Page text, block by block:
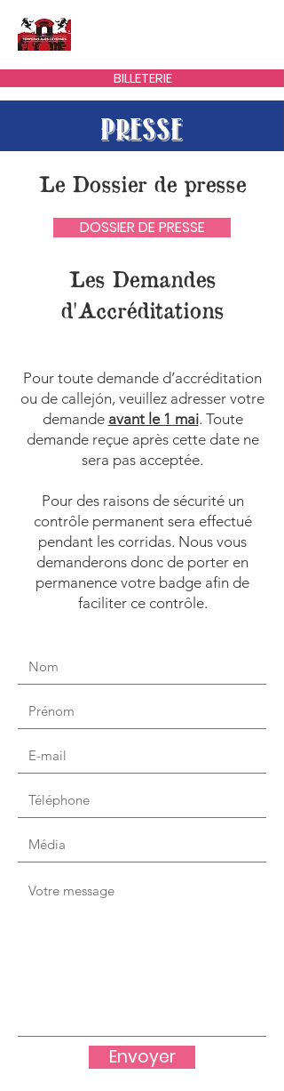
BILLETERIE
PRESSE
Le Dossier de presse
DOSSIER DE PRESSE
Les Demandes
d'Accréditations
Pour toute demande d’accréditation
ou de callejón, veuillez adresser votre
demande avant le 1 mai. Toute
demande reçue après cette date ne
sera pas acceptée.
Pour des raisons de sécurité un
contrôle permanent sera effectué
pendant les corridas. Nous vous
demanderons donc de porter en
permanence votre badge afin de
faciliter ce contrôle.
Envoyer